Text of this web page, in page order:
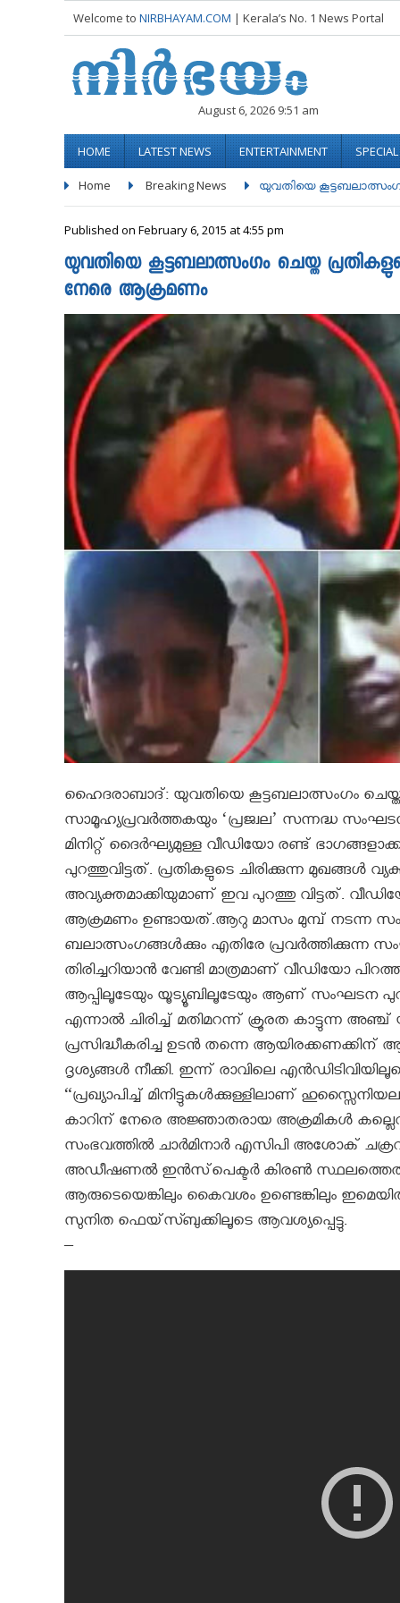
Welcome to NIRBHAYAM.COM | Kerala’s No. 1 News Portal
August 6, 2026 9:51 am
HOME LATEST NEWS ENTERTAINMENT
Home Breaking News യുവതിയെ
Published on February 6, 2015 at 4:55 pm
യുവതിയെ കൂട്ടബലാത്സംഗം ചെയ്ത
നേരെ ആക്രമണം
ഹൈദരാബാദ്: യുവതിയെ കൂട്ടബലാത്സംഗം ചെയ്ത
സാമൂഹ്യപ്രവര്‍ത്തകയും ‘പ്രജ്വല’ സന്നദ്ധ
മിനിറ്റ് ദൈര്‍ഘ്യമുള്ള വീഡിയോ രണ്ട്
പുറത്തുവിട്ടത്. പ്രതികളുടെ ചിരിക്കുന്ന മുഖങ്ങള്‍
അവ്യക്തമാക്കിയുമാണ് ഇവ പുറത്തു വിട്ടത്.
ആക്രമണം ഉണ്ടായത്.ആറു മാസം മുമ്പ് നടന്ന
ബലാത്സംഗങ്ങള്‍ക്കും എതിരേ പ്രവര്‍ത്തിക്കുന്ന
തിരിച്ചറിയാന്‍ വേണ്ടി മാത്രമാണ് വീഡിയോ
ആപ്പിലൂടേയും യൂട്യൂബിലൂടേയും ആണ് സംഘടന
എന്നാല്‍ ചിരിച്ച് മതിമറന്ന് ക്രൂരത കാട്ടുന്ന
പ്രസിദ്ധീകരിച്ച ഉടന്‍ തന്നെ
ദൃശ്യങ്ങള്‍ നീക്കി. ഇന്ന് രാവിലെ എന്‍ഡിടിവിയിലൂടെ
“പ്രഖ്യാപിച്ച് മിനിട്ടുകള്‍ക്കുള്ളിലാണ്
കാറിന് നേരെ അജ്ഞാതരായ അക്രമികള്‍
സംഭവത്തില്‍ ചാര്‍മിനാര്‍ എസിപി അശോക്
അഡീഷണല്‍ ഇന്‍സ്‌പെക്ടര്‍ കിരണ്‍
ആരുടെയെങ്കിലും കൈവശം ഉണ്ടെങ്കിലും ഇമെയില്‍
സുനിത ഫെയ്‌സ്ബുക്കിലൂടെ ആവശ്യപ്പെട്ടു.
–